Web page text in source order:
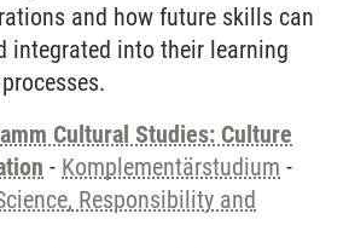
and how future skills can
integrated into their learning
Cultural Studies: Culture
- Komplementärstudium -
Responsibility and